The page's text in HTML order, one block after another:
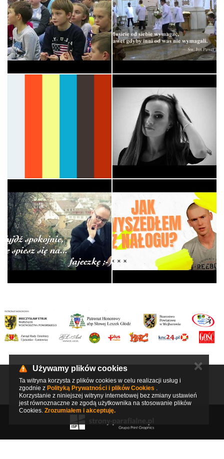
XI PIELGRZYMKA Służby
Liturgicznej…
Ewangelizacyjne
Króluj Nam Chryste -
Ministranci
HERES / WYRWANI Z
NIEWOLI - DIABEL…
Eucharystia według ks.
Jana - Kato…
Liturgia
Tożsamosc - Piotr
Świadectwa
Używamy plików cookies
Ta witryna korzysta z plików cookies w celu realizacji usług i
zgodnie z Polityką Prywatności i plików Cookies .
Korzystanie z niniejszej witryny internetowej bez zmiany ustawień
jest równoznaczne ze zgodą użytkownika na stosowanie plików
Cookies. Zrozumiałem i akceptuję.
✕